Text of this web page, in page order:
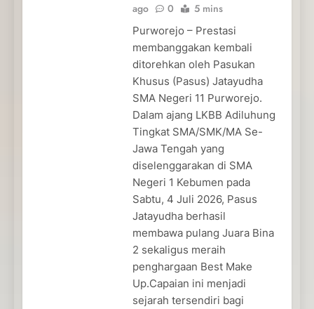
ago
0 5 mins
Purworejo – Prestasi
membanggakan kembali
ditorehkan oleh Pasukan
Khusus (Pasus) Jatayudha
SMA Negeri 11 Purworejo.
Dalam ajang LKBB Adiluhung
Tingkat SMA/SMK/MA Se-
Jawa Tengah yang
diselenggarakan di SMA
Negeri 1 Kebumen pada
Sabtu, 4 Juli 2026, Pasus
Jatayudha berhasil
membawa pulang Juara Bina
2 sekaligus meraih
penghargaan Best Make
Up.Capaian ini menjadi
sejarah tersendiri bagi